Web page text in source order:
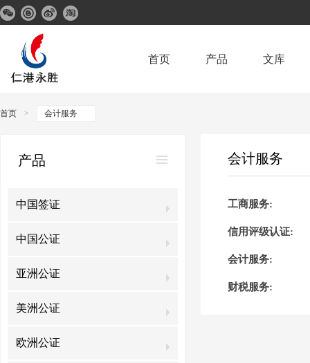
首页 产品 文库
首页 > 会计服务
产品
中国签证
中国公证
亚洲公证
美洲公证
欧洲公证
会计服务
工商服务:
信用评级认证:
会计服务:
财税服务: